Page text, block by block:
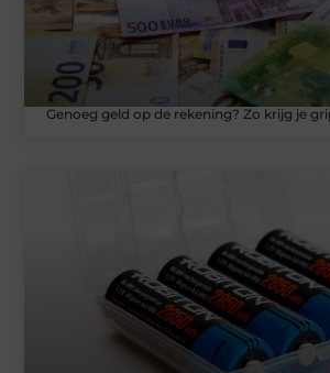
Genoeg geld op de rekening? Zo krijg je